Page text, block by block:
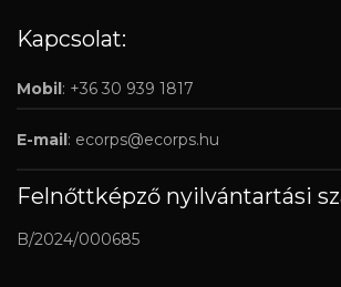
Kapcsolat:
Mobil: +36 30 939 1817
E-mail: ecorps@ecorps.hu
Felnőttképző nyilvántartási
B/2024/000685